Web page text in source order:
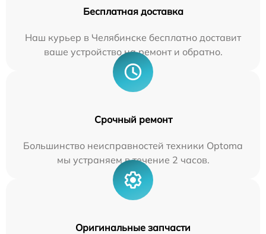
Бесплатная доставка
Наш курьер в Челябинске бесплатно доставит
ваше устройство на ремонт и обратно.
Срочный ремонт
Большинство неисправностей техники Optoma
мы устраняем в течение 2 часов.
Оригинальные запчасти